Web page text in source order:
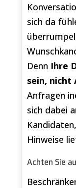
sich da
Denn Ihre
sein, nicht
Anfragen
sich dabei
Hinweise
Achten Sie